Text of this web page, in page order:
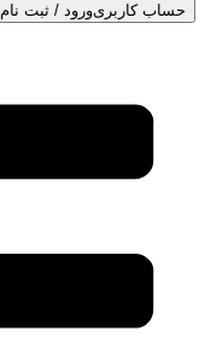
حساب کاربریورود / ثبت نام